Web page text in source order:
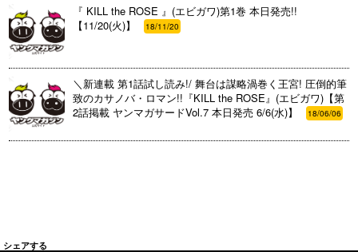
『 KILL the ROSE 』(エビガワ)第1巻 本日発売!!
【11/20(火)】
18/11/20
＼新連載 第1話試し読み!/ 舞台は謀略渦巻く王宮! 圧倒的筆
致のカサノバ・ロマン!!『KILL the ROSE』(エビガワ)【第
2話掲載 ヤンマガサードVol.7 本日発売 6/6(水)】
18/06/06
シェアする